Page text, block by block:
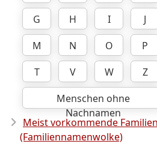
G
H I J
M
N O P
T
V W
Z
Menschen ohne
Nachnamen
Meist vorkommende
(Familiennamenwolke)